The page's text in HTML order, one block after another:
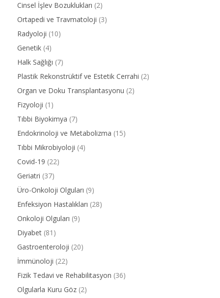
Cinsel İşlev Bozuklukları (2)
Ortapedi ve Travmatoloji (3)
Radyoloji (10)
Genetik (4)
Halk Sağlığı (7)
Plastik Rekonstrüktif ve Estetik Cerrahi (2)
Organ ve Doku Transplantasyonu (2)
Fizyoloji (1)
Tıbbi Biyokimya (7)
Endokrinoloji ve Metabolizma (15)
Tıbbi Mikrobiyoloji (4)
Covid-19 (22)
Geriatri (37)
Üro-Onkoloji Olguları (9)
Enfeksiyon Hastalıkları (28)
Onkoloji Olguları (9)
Diyabet (81)
Gastroenteroloji (20)
İmmünoloji (22)
Fizik Tedavi ve Rehabilitasyon (36)
Olgularla Kuru Göz (2)